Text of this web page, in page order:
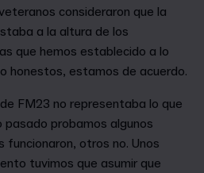
consideraron que la
a la altura de los
que hemos establecido a lo
honestos, estamos de acuerdo.
FM23 no representaba lo que
pasado probamos algunos
funcionaron, otros no. Unos
tuvimos que asumir que